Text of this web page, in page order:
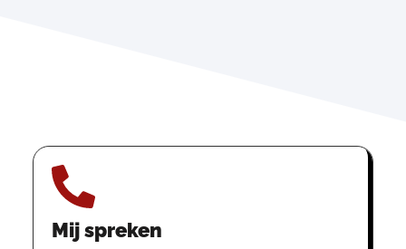
Mij spreken